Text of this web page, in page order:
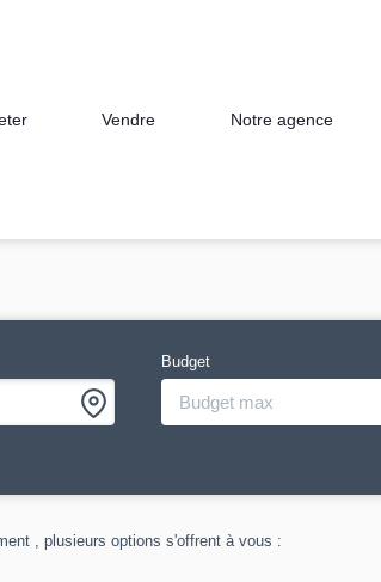
Vendre Notre agence
Budget
, plusieurs options s'offrent à vous :